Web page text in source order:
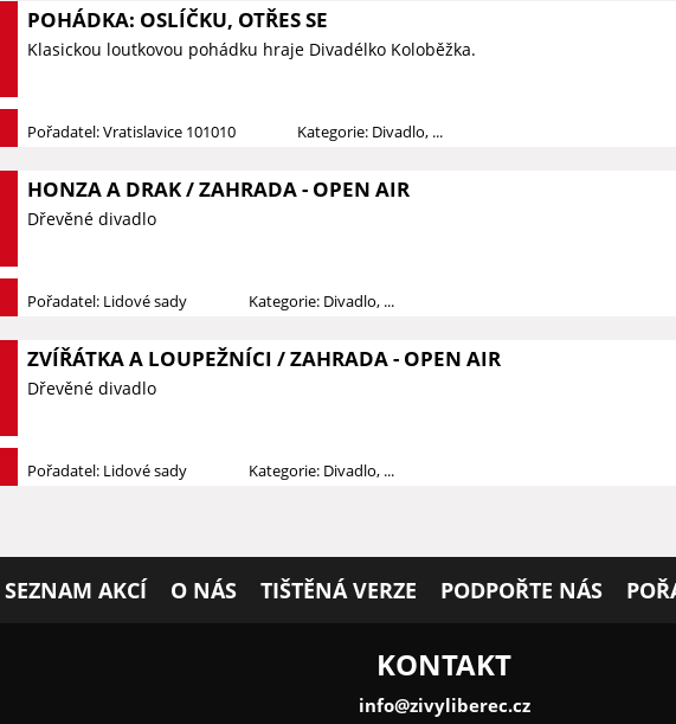
POHÁDKA: OSLÍČKU, OTŘES SE
Klasickou loutkovou pohádku hraje Divadélko Koloběžka.
Pořadatel: Vratislavice 101010 Kategorie: Divadlo, ...
HONZA A DRAK / ZAHRADA - OPEN AIR
Dřevěné divadlo
Pořadatel: Lidové sady Kategorie: Divadlo, ...
ZVÍŘÁTKA A LOUPEŽNÍCI / ZAHRADA - OPEN AIR
Dřevěné divadlo
Pořadatel: Lidové sady Kategorie: Divadlo, ...
SEZNAM AKCÍ O NÁS TIŠTĚNÁ VERZE PODPOŘTE NÁS
KONTAKT
info@zivyliberec.cz